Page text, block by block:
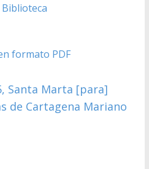
formato PDF
Santa Marta [para]
de Cartagena Mariano